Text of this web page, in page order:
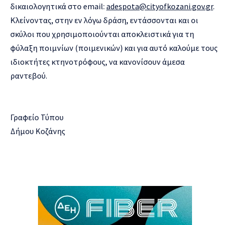
δικαιολογητικά στο email: adespota@cityofkozani.gov.gr.
Κλείνοντας, στην εν λόγω δράση, εντάσσονται και οι
σκύλοι που χρησιμοποιούνται αποκλειστικά για τη
φύλαξη ποιμνίων (ποιμενικών) και για αυτό καλούμε τους
ιδιοκτήτες κτηνοτρόφους, να κανονίσουν άμεσα
ραντεβού.
Γραφείο Τύπου
Δήμου Κοζάνης